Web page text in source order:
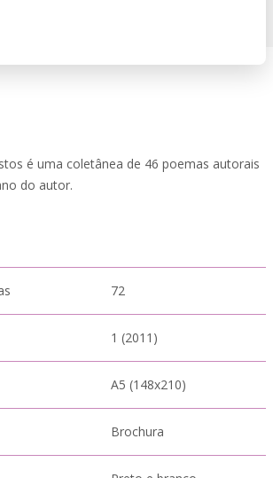
é uma coletânea de 46 poemas autorais
do autor.
72
1 (2011)
A5 (148x210)
Brochura